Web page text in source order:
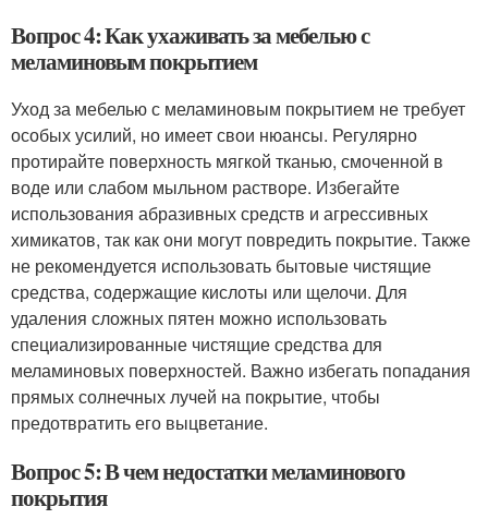
Вопрос 4: Как ухаживать за мебелью с
меламиновым покрытием
Уход за мебелью с меламиновым покрытием не требует
особых усилий, но имеет свои нюансы. Регулярно
протирайте поверхность мягкой тканью, смоченной в
воде или слабом мыльном растворе. Избегайте
использования абразивных средств и агрессивных
химикатов, так как они могут повредить покрытие. Также
не рекомендуется использовать бытовые чистящие
средства, содержащие кислоты или щелочи. Для
удаления сложных пятен можно использовать
специализированные чистящие средства для
меламиновых поверхностей. Важно избегать попадания
прямых солнечных лучей на покрытие, чтобы
предотвратить его выцветание.
Вопрос 5: В чем недостатки меламинового
покрытия